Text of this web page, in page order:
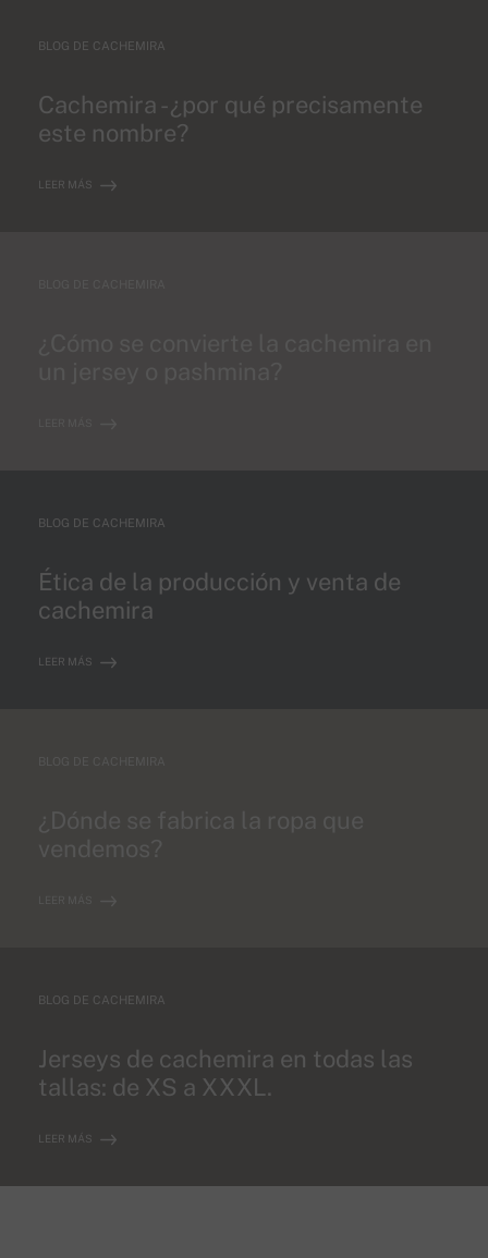
BLOG DE CACHEMIRA
Cachemira - ¿por qué precisamente
este nombre?
LEER MÁS
BLOG DE CACHEMIRA
Ética de la producción y venta de
cachemira
LEER MÁS
BLOG DE CACHEMIRA
Jerseys de cachemira en todas las
tallas: de XS a XXXL.
LEER MÁS